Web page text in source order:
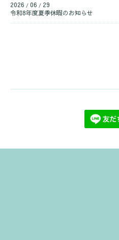
2026 / 06 / 29
令和8年度夏季休暇のお知らせ